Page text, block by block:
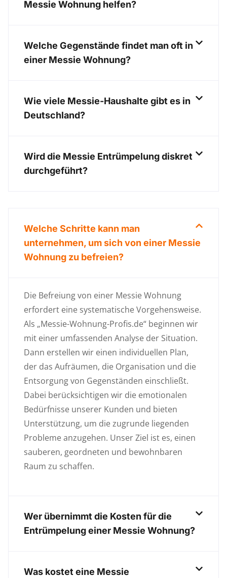
Messie Wohnung helfen?
Welche Gegenstände findet man oft in
einer Messie Wohnung?
Wie viele Messie-Haushalte gibt es in
Deutschland?
Wird die Messie Entrümpelung diskret
durchgeführt?
Welche Schritte kann man
unternehmen, um sich von einer Messie
Wohnung zu befreien?
Die Befreiung von einer Messie Wohnung
erfordert eine systematische Vorgehensweise.
Als „Messie-Wohnung-Profis.de“ beginnen wir
mit einer umfassenden Analyse der Situation.
Dann erstellen wir einen individuellen Plan,
der das Aufräumen, die Organisation und die
Entsorgung von Gegenständen einschließt.
Dabei berücksichtigen wir die emotionalen
Bedürfnisse unserer Kunden und bieten
Unterstützung, um die zugrunde liegenden
Probleme anzugehen. Unser Ziel ist es, einen
sauberen, geordneten und bewohnbaren
Raum zu schaffen.
Wer übernimmt die Kosten für die
Entrümpelung einer Messie Wohnung?
Was kostet eine Messie